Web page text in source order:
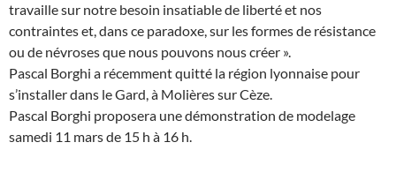
travaille sur notre besoin insatiable de liberté et nos
contraintes et, dans ce paradoxe, sur les formes de résistance
ou de névroses que nous pouvons nous créer ».
Pascal Borghi a récemment quitté la région lyonnaise pour
s’installer dans le Gard, à Molières sur Cèze.
Pascal Borghi proposera une démonstration de modelage
samedi 11 mars de 15 h à 16 h.